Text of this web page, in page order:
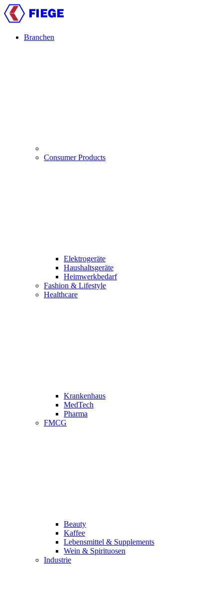
Direkt
zum
Branchen
Consumer Products
Elektrogeräte
Haushaltsgeräte
Heimwerkbedarf
Fashion & Lifestyle
Healthcare
Krankenhaus
MedTech
Pharma
FMCG
Beauty
Kaffee
Lebensmittel & Supplements
Wein & Spirituosen
Industrie